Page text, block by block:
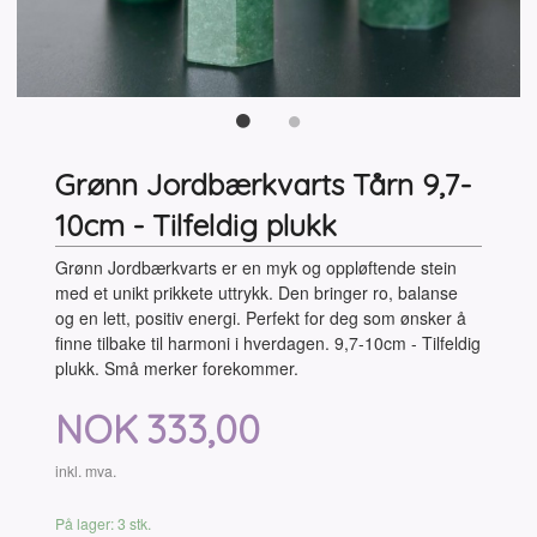
Grønn Jordbærkvarts Tårn 9,7-
10cm - Tilfeldig plukk
Grønn Jordbærkvarts er en myk og oppløftende stein
med et unikt prikkete uttrykk. Den bringer ro, balanse
og en lett, positiv energi. Perfekt for deg som ønsker å
finne tilbake til harmoni i hverdagen. 9,7-10cm - Tilfeldig
plukk. Små merker forekommer.
Pris
NOK 333,00
inkl. mva.
På lager: 3 stk.